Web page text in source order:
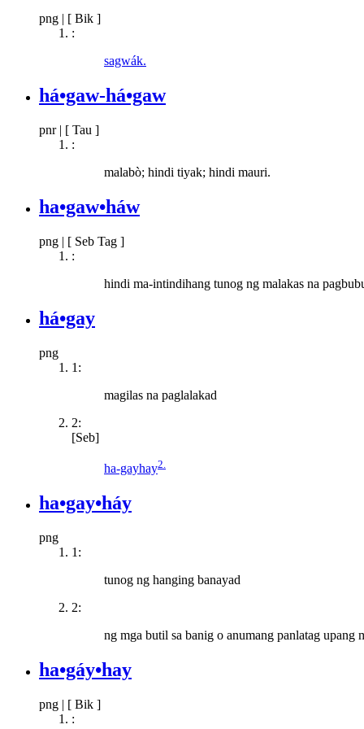
png | [ Bik ]
:
sagwák.
há•gaw-há•gaw
pnr | [ Tau ]
:
malabò; hindi tiyak; hindi mauri.
ha•gaw•háw
png | [ Seb Tag ]
:
hindi ma-intindihang tunog ng malakas na
há•gay
png
1:
magilas na paglalakad
2:
[Seb]
ha-gayhay2.
ha•gay•háy
png
1:
tunog ng hanging banayad
2:
ng mga butil sa banig o anumang panlatag upang
ha•gáy•hay
png | [ Bik ]
: